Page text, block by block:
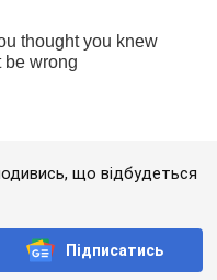
що відбудеться
Підписатись